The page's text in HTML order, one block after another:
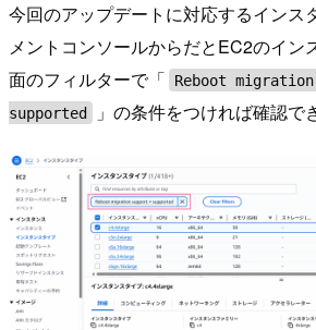
今回のアップデートに対応するインス
メントコンソールからだとEC2のイン
面のフィルターで「
Reboot
supported
」の条件をつければ確認で